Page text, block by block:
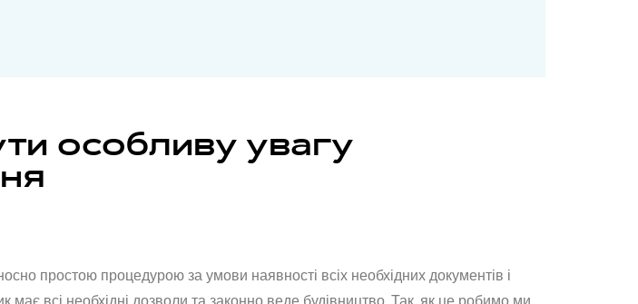
особливу увагу
простою процедурою за умови наявності всіх необхідних документів і